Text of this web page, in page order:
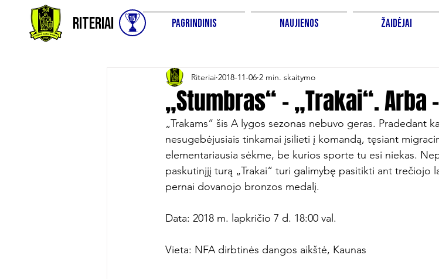
Riteriai Pagrindinis Naujienos Žaidėjai
„Stumbras“ – „Trakai“. Arba
Riteriai 2018-11-06 2 min. skaitymo
„Trakams“ šis A lygos sezonas nebuvo geras. Pradedant
nesugebėjusiais tinkamai įsilieti į komandą, tęsiant
elementariausia sėkme, be kurios sporte tu esi niekas.
paskutinįjį turą „Trakai“ turi galimybę pasitikti ant trečiojo
pernai dovanojo bronzos medalį.
Data: 2018 m. lapkričio 7 d. 18:00 val.
Vieta: NFA dirbtinės dangos aikštė, Kaunas